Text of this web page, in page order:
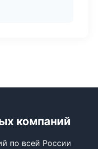
компаний
по всей России